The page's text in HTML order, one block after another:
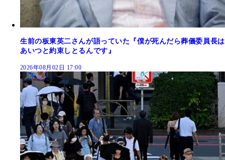
生前の板東英二さんが語っていた『僕が死んだら葬儀委員長は
あいつと約束しとるんです』
2026年08月02日 17:00